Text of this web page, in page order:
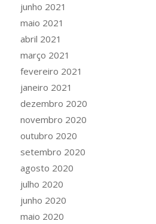
junho 2021
maio 2021
abril 2021
março 2021
fevereiro 2021
janeiro 2021
dezembro 2020
novembro 2020
outubro 2020
setembro 2020
agosto 2020
julho 2020
junho 2020
maio 2020